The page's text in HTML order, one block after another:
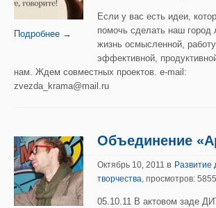
Подробнее →
Если у вас есть идеи,
помочь сделать наш город
жизнь осмысленной,
эффективной,
нам. Ждем совместных проектов. e-mail:
zvezda_krama@mail.ru
Объединение
Октябрь 10, 2011 в Развитие
творчества , просмотров: 5855
05.10.11 В актовом заде